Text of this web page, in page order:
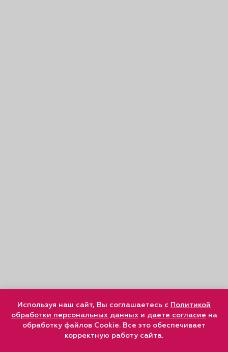
Используя наш сайт, Вы соглашаетесь с Политикой
обработки персональных данныхи даете согласие на
обработку файлов Cookie. Все это обеспечивает
корректную работу сайта.